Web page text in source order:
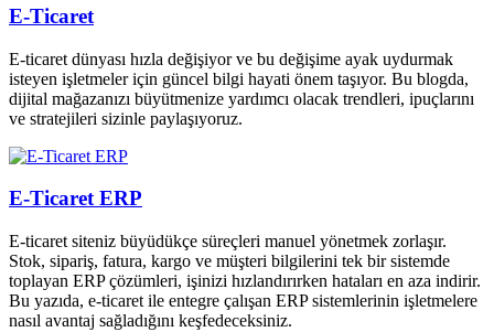
E-Ticaret
E-ticaret dünyası hızla değişiyor ve bu değişime ayak uydurmak
isteyen işletmeler için güncel bilgi hayati önem taşıyor. Bu blogda,
dijital mağazanızı büyütmenize yardımcı olacak trendleri, ipuçlarını
ve stratejileri sizinle paylaşıyoruz.
E-Ticaret ERP
E-ticaret siteniz büyüdükçe süreçleri manuel yönetmek zorlaşır.
Stok, sipariş, fatura, kargo ve müşteri bilgilerini tek bir sistemde
toplayan ERP çözümleri, işinizi hızlandırırken hataları en aza indirir.
Bu yazıda, e-ticaret ile entegre çalışan ERP sistemlerinin işletmelere
nasıl avantaj sağladığını keşfedeceksiniz.